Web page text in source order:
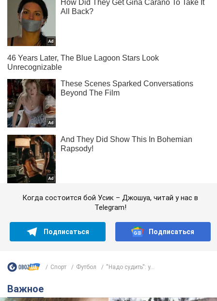
Когда состоится бой Усик – Джошуа, читай у нас в
Telegram!
Подписаться Подписаться
Спорт Футбол ''Надо судить'': у...
Важное